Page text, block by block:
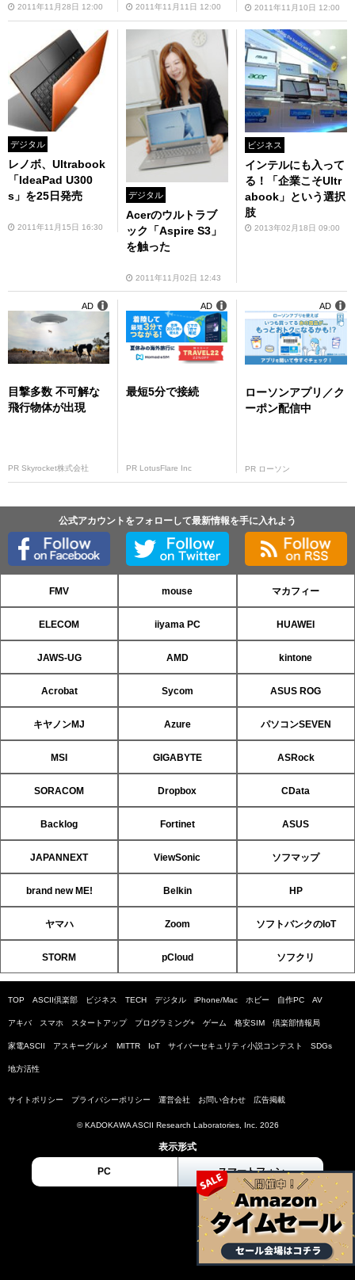
2011年11月28日 12:00 2011年11月11日 12:00 2011年11月10日 12:00
デジタル
レノボ、Ultrabook
「IdeaPad U300
s」を25日発売
2011年11月15日 16:30
デジタル
Acerのウルトラブ
ック「Aspire S3」
を触った
2011年11月02日 12:43
ビジネス
インテルにも入って
る！「企業こそUltr
abook」という選択
肢
2013年02月18日 09:00
目撃多数 不可解な
飛行物体が出現
PR Skyrocket株式会社
AD
最短5分で接続
PR LotusFlare Inc
AD
ローソンアプリ／ク
ーポン配信中
PR ローソン
AD
公式アカウントをフォローして最新情報を手に入れよう
FMV mouse マカフィー
ELECOM iiyama PC HUAWEI
JAWS-UG AMD kintone
Acrobat Sycom ASUS ROG
キヤノンMJ Azure パソコンSEVEN
MSI GIGABYTE ASRock
SORACOM Dropbox CData
Backlog Fortinet ASUS
JAPANNEXT ViewSonic ソフマップ
brand new ME! Belkin HP
ヤマハ Zoom ソフトバンクのIoT
STORM pCloud ソフクリ
TOP ASCII倶楽部 ビジネス TECH デジタル iPhone/Mac ホビー 自作PC AV
アキバ スマホ スタートアップ プログラミング+ ゲーム 格安SIM 倶楽部情報局
家電ASCII アスキーグルメ MITTR IoT サイバーセキュリティ小説コンテスト SDGs
地方活性
サイトポリシー プライバシーポリシー 運営会社 お問い合わせ 広告掲載
© KADOKAWA ASCII Research Laboratories, Inc. 2026
表示形式
PC スマートフォン